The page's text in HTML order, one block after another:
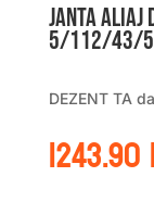
Janta aliaj
5/112/43/
DEZENT TA
1243.90